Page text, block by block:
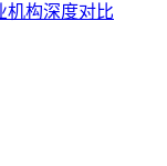
机构深度对比